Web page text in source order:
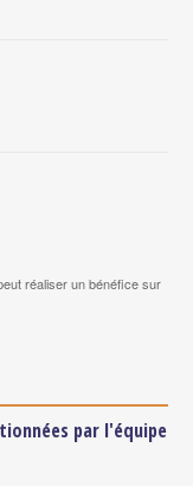
réaliser un bénéfice sur
par l'équipe